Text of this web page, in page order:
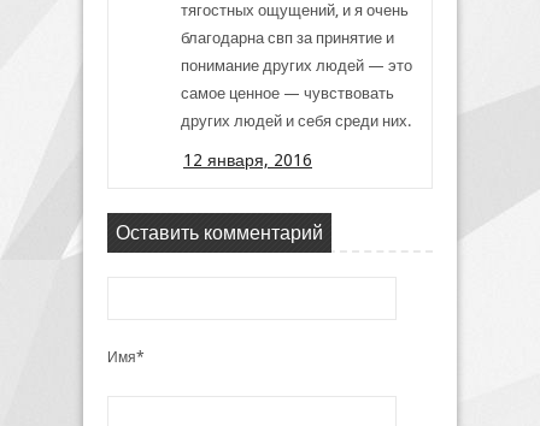
тягостных ощущений, и я очень
благодарна свп за принятие и
понимание других людей — это
самое ценное — чувствовать
других людей и себя среди них.
12 января, 2016
Оставить комментарий
Имя*